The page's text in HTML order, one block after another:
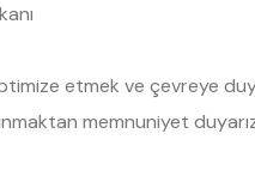
etmek ve çevreye
memnuniyet